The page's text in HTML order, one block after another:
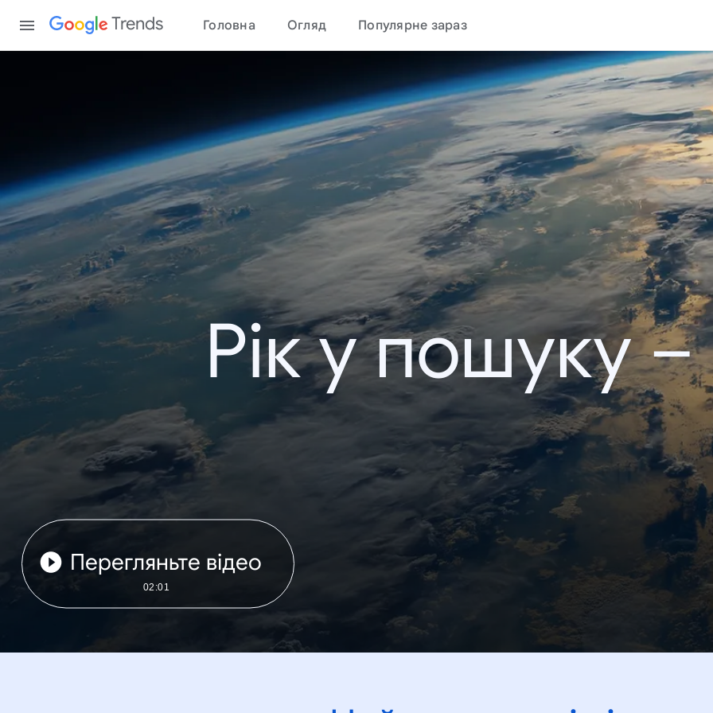
Trends Головна Огляд Популярне зараз
Рік у пошуку –
Перегляньте відео
02:01